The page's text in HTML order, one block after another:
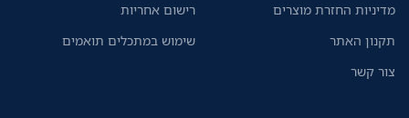
מדיניות החזרת מוצרים
תקנון האתר
צור קשר
רישום אחריות
שימוש במתכלים תואמים